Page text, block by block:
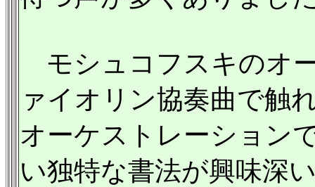
モシュコフスキのオ
ァイオリン協奏曲で触
オーケストレーション
い独特な書法が興味深